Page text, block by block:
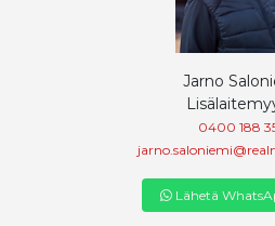
Jarno
0400 188
Lähetä